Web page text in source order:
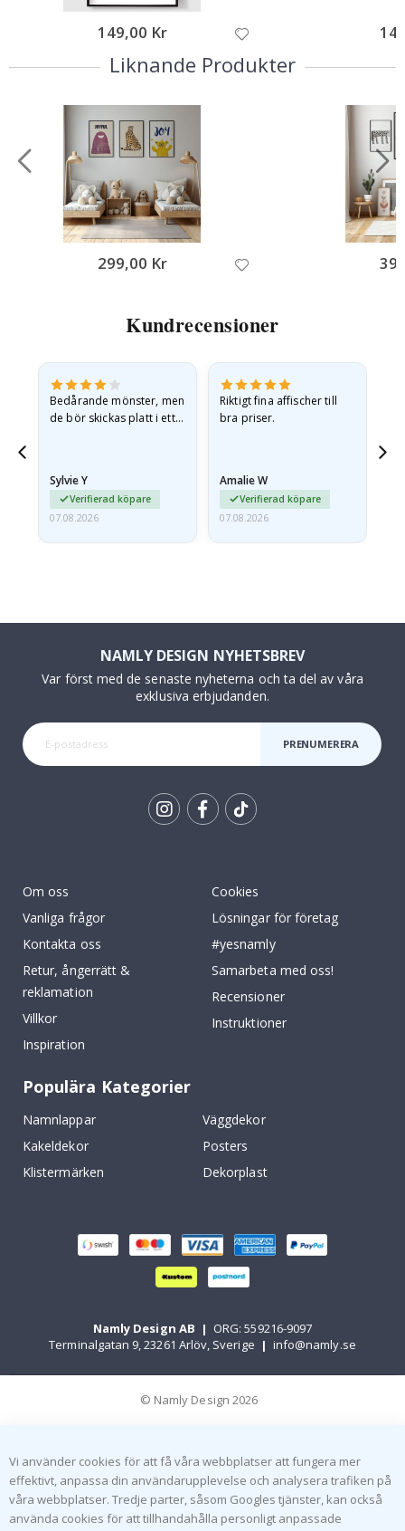
149,00 Kr
Liknande Produkter
299,00 Kr
Kundrecensioner
Bedårande mönster, men
de bör skickas platt i ett
Sylvie Y
Verifierad köpare
07.08.2026
Riktigt fina affischer till
bra priser.
Amalie W
Verifierad köpare
07.08.2026
NAMLY DESIGN NYHETSBREV
Var först med de senaste nyheterna och ta del av våra
exklusiva erbjudanden.
PRENUMERERA
Om oss
Vanliga frågor
Kontakta oss
Retur, ångerrätt &
reklamation
Villkor
Inspiration
Cookies
Lösningar för företag
#yesnamly
Samarbeta med oss!
Recensioner
Instruktioner
Populära Kategorier
Namnlappar
Väggdekor
Kakeldekor
Posters
Klistermärken
Dekorplast
Namly Design AB | ORG: 559216-9097
Terminalgatan 9, 23261 Arlöv, Sverige | info@namly.se
© Namly Design 2026
Vi använder cookies för att få våra webbplatser att fungera mer
effektivt, anpassa din användarupplevelse och analysera trafiken på
våra webbplatser. Tredje parter, såsom Googles tjänster, kan också
använda cookies för att tillhandahålla personligt anpassade